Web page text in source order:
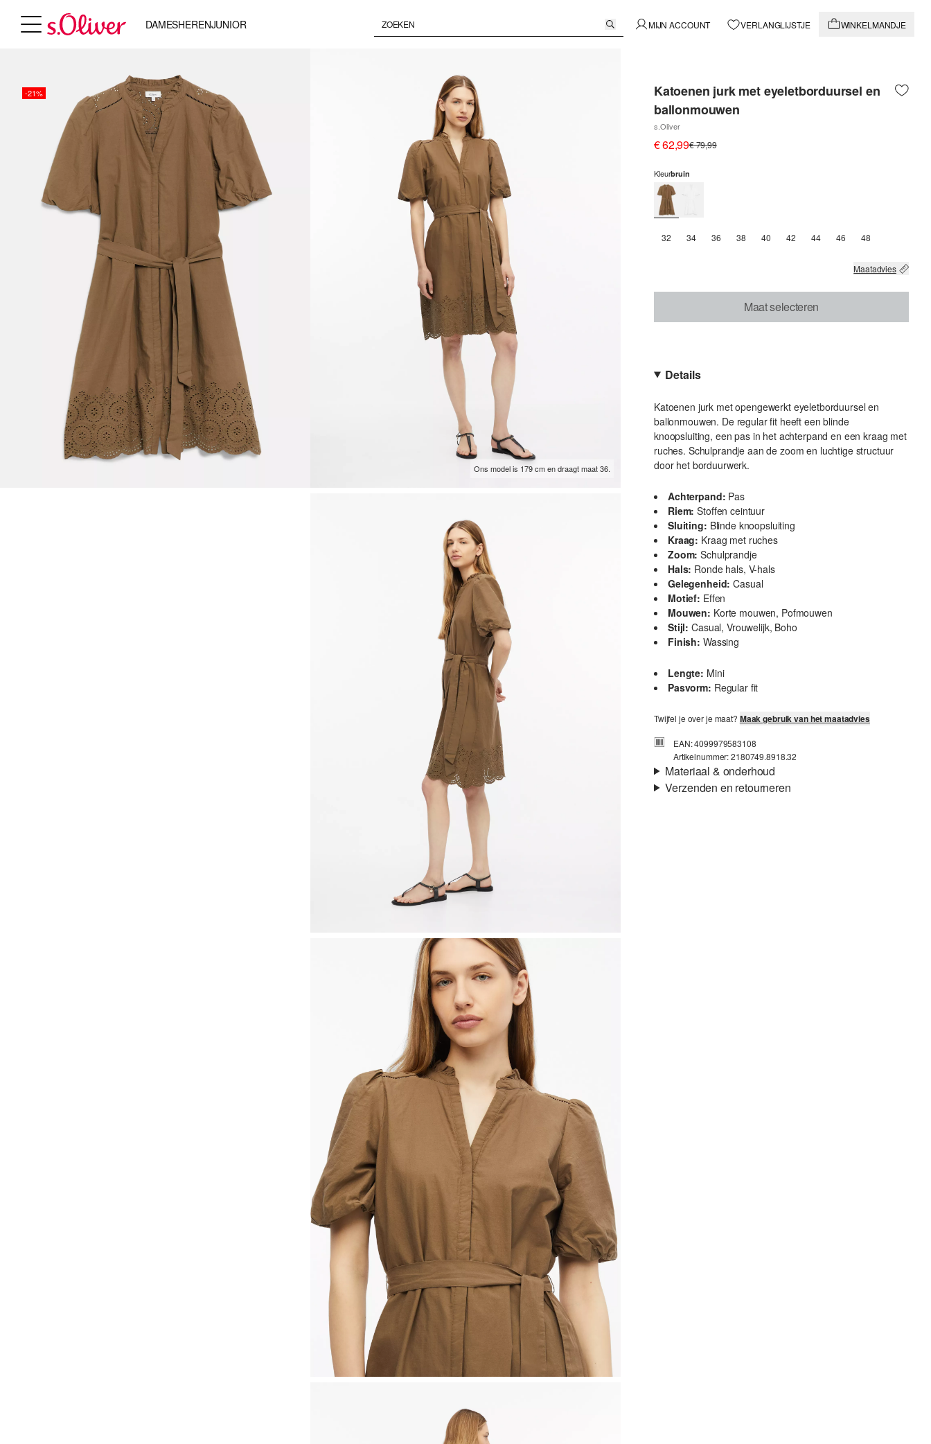
DAMESHERENJUNIOR MIJN ACCOUNT VERLANGLIJSTJE WINKELMANDJE
-21%
Ons model is 179 cm en draagt maat 36.
Katoenen jurk met eyeletborduursel en
ballonmouwen
s.Oliver
€ 62,99€ 79,99
Kleurbruin
32 34 36 38 40 42 44 46 48
Maatadvies
Maat selecteren
Details
Katoenen jurk met opengewerkt eyeletborduursel en
ballonmouwen. De regular fit heeft een blinde
knoopsluiting, een pas in het achterpand en een kraag met
ruches. Schulprandje aan de zoom en luchtige structuur
door het borduurwerk.
Achterpand: Pas
Riem: Stoffen ceintuur
Sluiting: Blinde knoopsluiting
Kraag: Kraag met ruches
Zoom: Schulprandje
Hals: Ronde hals, V-hals
Gelegenheid: Casual
Motief: Effen
Mouwen: Korte mouwen, Pofmouwen
Stijl: Casual, Vrouwelijk, Boho
Finish: Wassing
Lengte: Mini
Pasvorm: Regular fit
Twijfel je over je maat? Maak gebruik van het maatadvies
EAN: 4099979583108
Artikelnummer: 2180749.8918.32
Materiaal & onderhoud
Verzenden en retourneren